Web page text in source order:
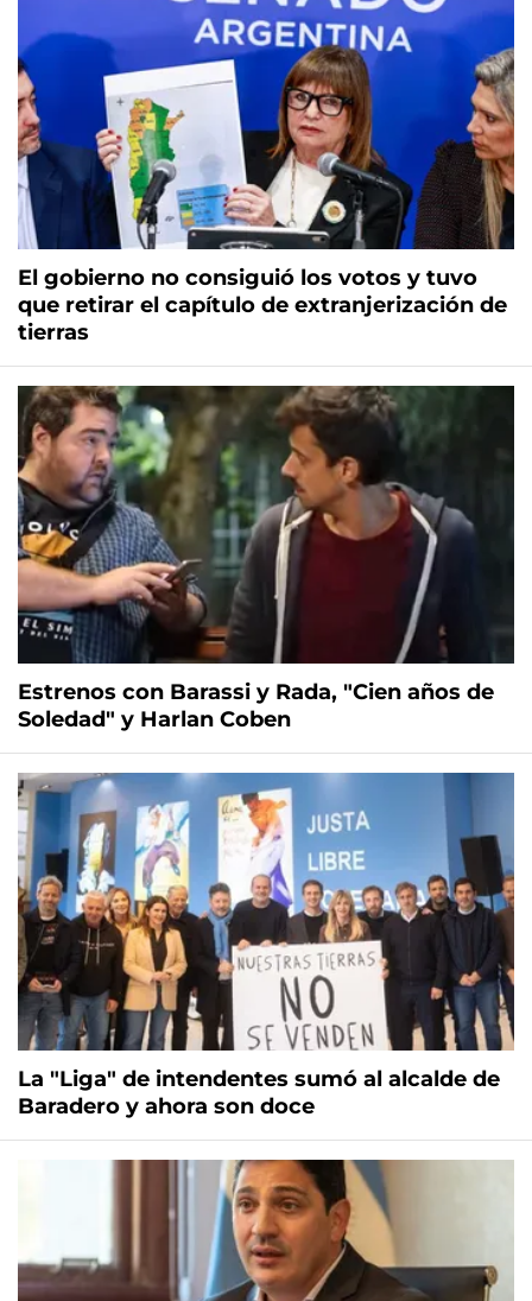
El gobierno no consiguió los votos y tuvo
que retirar el capítulo de extranjerización de
tierras
Estrenos con Barassi y Rada, "Cien años de
Soledad" y Harlan Coben
La "Liga" de intendentes sumó al alcalde de
Baradero y ahora son doce